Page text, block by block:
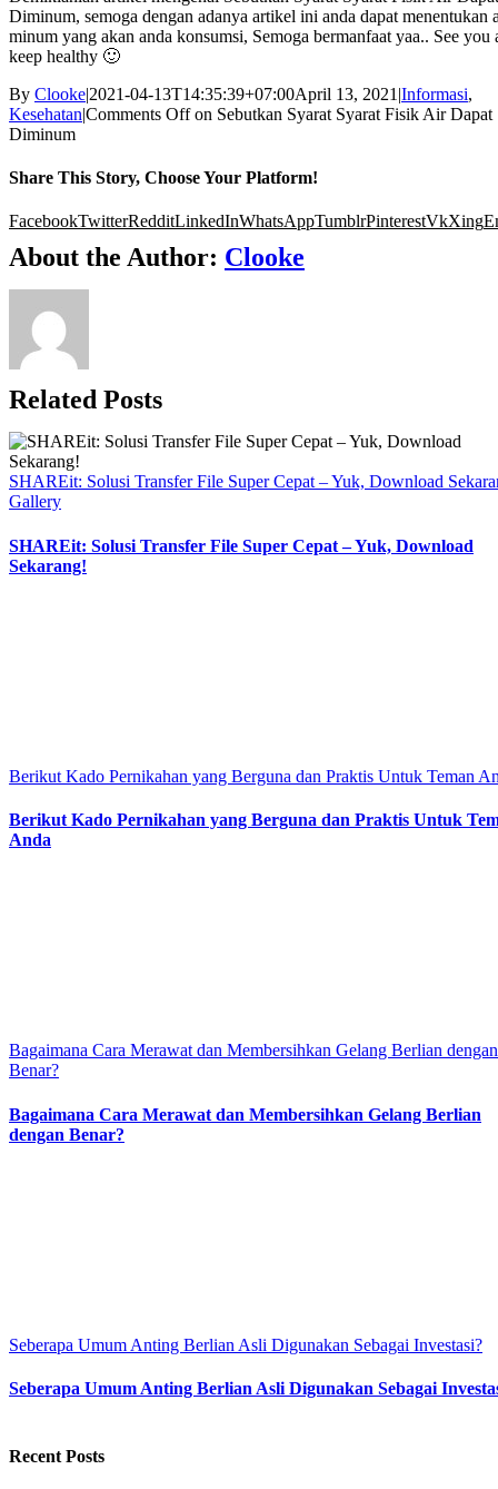
Diminum, semoga dengan adanya artikel ini anda dapat menentukan
minum yang akan anda konsumsi, Semoga bermanfaat yaa.. See you
keep healthy 🙂
By Clooke|2021-04-13T14:35:39+07:00April 13, 2021 |Informasi,
Kesehatan|Comments Offon Sebutkan Syarat Syarat Fisik Air Dapat
Diminum
Share This Story, Choose Your Platform!
FacebookTwitterRedditLinkedInWhatsAppTumblrPinterestVkXing
About the Author: Clooke
Related Posts
SHAREit: Solusi Transfer File Super Cepat – Yuk, Download
Gallery
SHAREit: Solusi Transfer File Super Cepat – Yuk, Download
Sekarang!
Berikut Kado Pernikahan yang Berguna dan Praktis Untuk Teman
Berikut Kado Pernikahan yang Berguna dan Praktis Untuk
Anda
Bagaimana Cara Merawat dan Membersihkan Gelang Berlian dengan
Benar?
Bagaimana Cara Merawat dan Membersihkan Gelang Berlian
dengan Benar?
Seberapa Umum Anting Berlian Asli Digunakan Sebagai Investasi?
Seberapa Umum Anting Berlian Asli Digunakan Sebagai
Recent Posts